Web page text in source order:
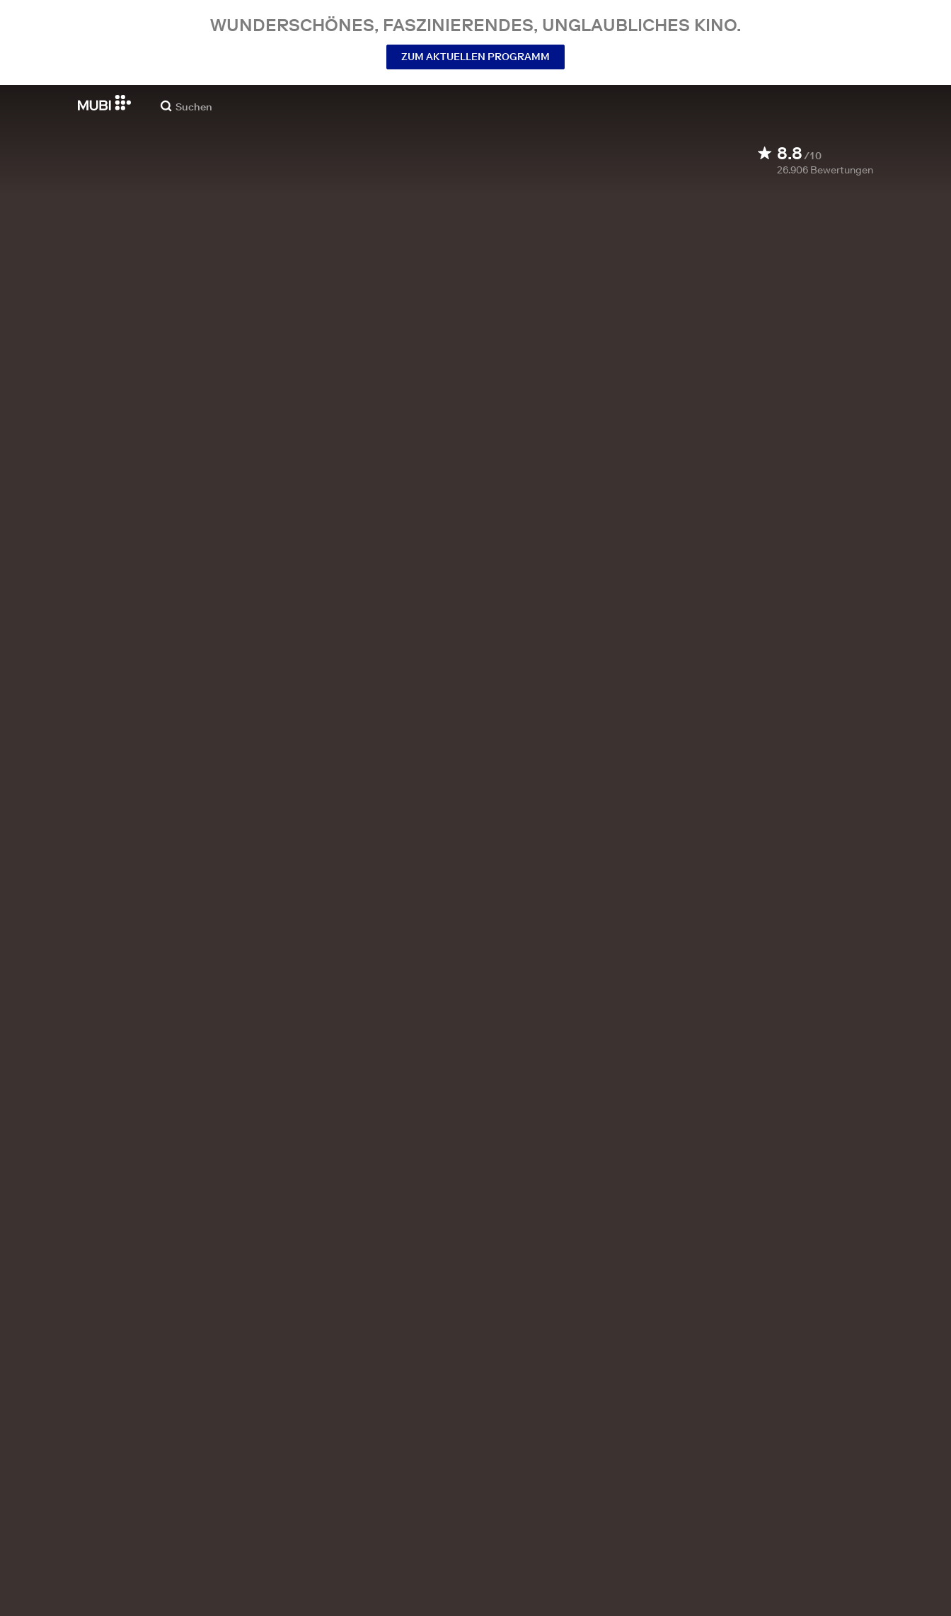
WUNDERSCHÖNES, FASZINIERENDES, UNGLAUBLICHES KINO.
ZUM AKTUELLEN PROGRAMM
8.8/10
26.906 Bewertungen